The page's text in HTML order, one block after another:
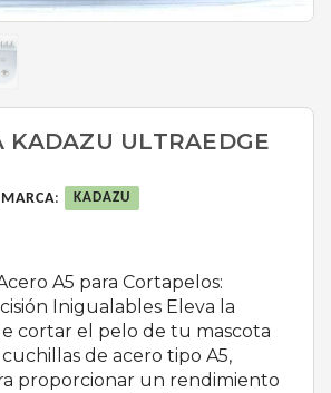
KADAZU ULTRAEDGE
MARCA: KADAZU
A5 para Cortapelos:
Inigualables Eleva la
cortar el pelo de tu mascota
de acero tipo A5,
proporcionar un rendimiento